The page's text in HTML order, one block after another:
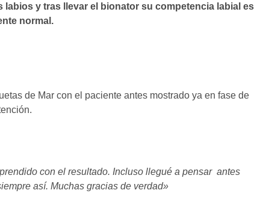
y tras llevar el bionator su competencia labial es
normal.
de Mar con el paciente antes mostrado ya en fase de
con el resultado. Incluso llegué a pensar antes
así. Muchas gracias de verdad»